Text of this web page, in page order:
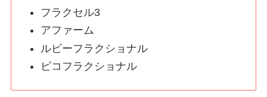
フラクセル3
アファーム
ルビーフラクショナル
ピコフラクショナル